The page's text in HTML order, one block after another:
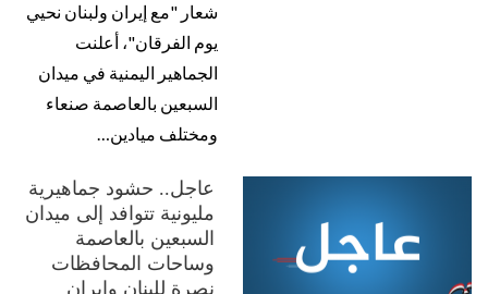
شعار "مع إيران ولبنان نحيي
يوم الفرقان"، أعلنت
الجماهير اليمنية في ميدان
السبعين بالعاصمة صنعاء
ومختلف ميادين…
عاجل.. حشود جماهيرية
مليونية تتوافد إلى ميدان
السبعين بالعاصمة
وساحات المحافظات
نصرة للبنان وإيران